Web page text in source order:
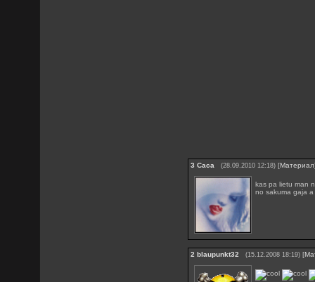
3 Caca (28.09.2010 12:18) [Материал
kas pa lietu man
no sakuma gaja
2 blaupunkt32 (15.12.2008 18:19) [